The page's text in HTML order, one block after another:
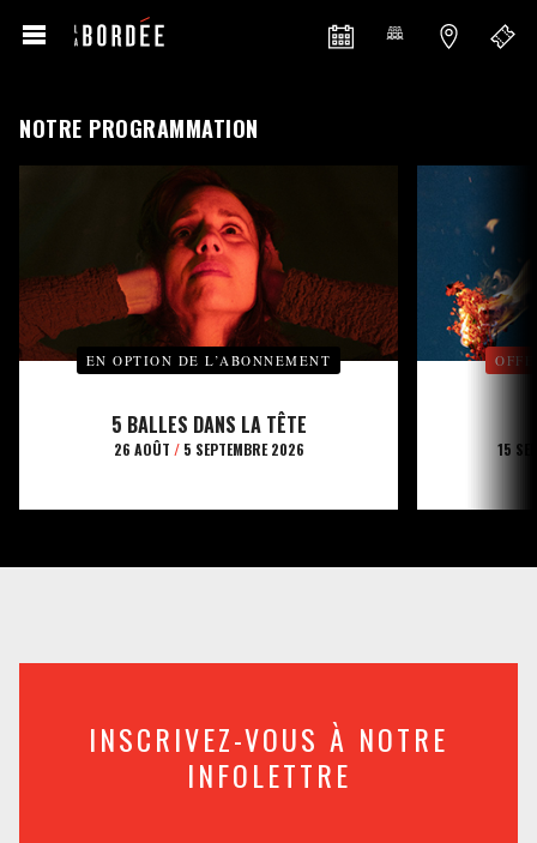
NOTRE PROGRAMMATION
EN OPTION DE L’ABONNEMENT
5 BALLES DANS LA TÊTE
26 AOÛT /5 SEPTEMBRE 2026 15
INSCRIVEZ-VOUS À NOTRE
INFOLETTRE